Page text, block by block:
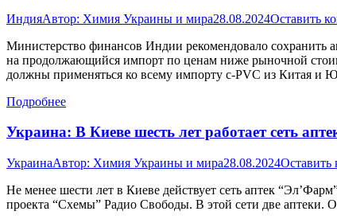
ИндияАвтор: Химия Украины и мира28.08.2024Оставить
Министерство финансов Индии рекомендовало
на продолжающийся импорт по ценам ниже рыночной
должны применяться ко всему импорту c-PVC из Китая
Подробнее
Украина: В Киеве шесть лет работает сеть
УкраинаАвтор: Химия Украины и мира28.08.2024Оставить
Не менее шести лет в Киеве действует сеть аптек
проекта “Схемы” Радио Свободы. В этой сети две аптеки.